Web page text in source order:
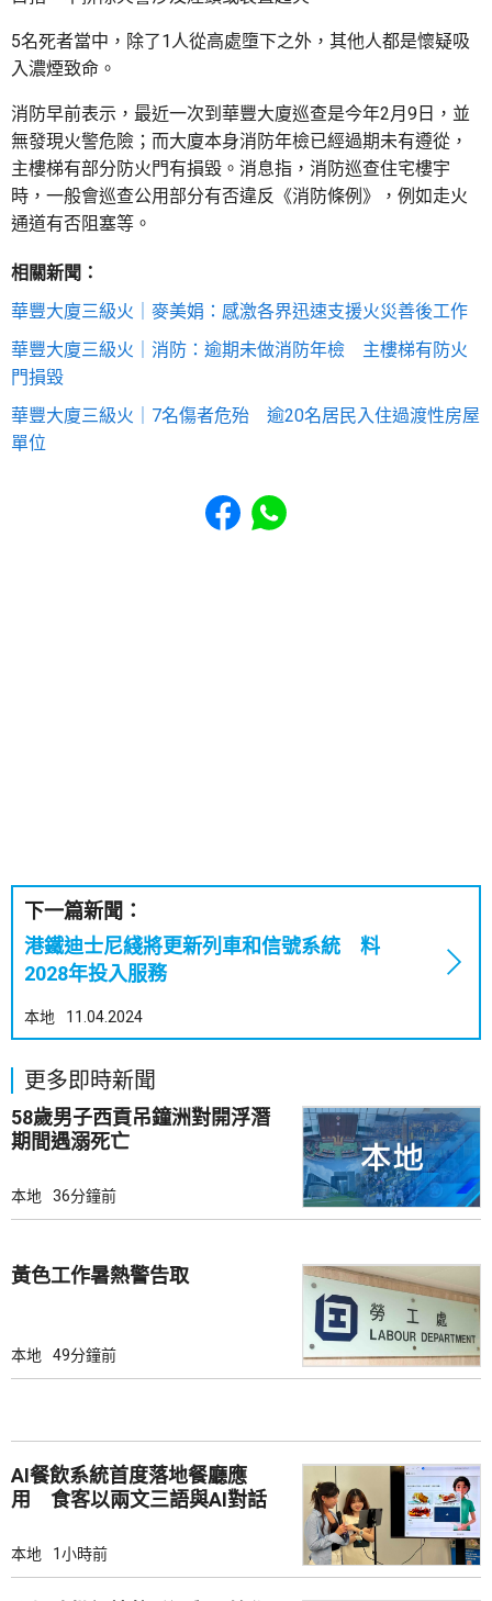
5名死者當中，除了1人從高處墮下之外，其他人都是懷疑吸
入濃煙致命。
消防早前表示，最近一次到華豐大廈巡查是今年2月9日，並
無發現火警危險；而大廈本身消防年檢已經過期未有遵從，
主樓梯有部分防火門有損毀。消息指，消防巡查住宅樓宇
時，一般會巡查公用部分有否違反《消防條例》，例如走火
通道有否阻塞等。
相關新聞：
華豐大廈三級火｜麥美娟：感激各界迅速支援火災善後工作
華豐大廈三級火｜消防：逾期未做消防年檢 主樓梯有防火
門損毀
華豐大廈三級火｜7名傷者危殆 逾20名居民入住過渡性房屋
單位
Share to Facebook
Share to WhatsApp
下一篇新聞：
港鐵迪士尼綫將更新列車和信號系統 料
2028年投入服務
本地 11.04.2024
更多即時新聞
58歲男子西貢吊鐘洲對開浮潛
期間遇溺死亡
本地 36分鐘前
黃色工作暑熱警告取
本地 49分鐘前
AI餐飲系統首度落地餐廳應
用 食客以兩文三語與AI對話
本地 1小時前